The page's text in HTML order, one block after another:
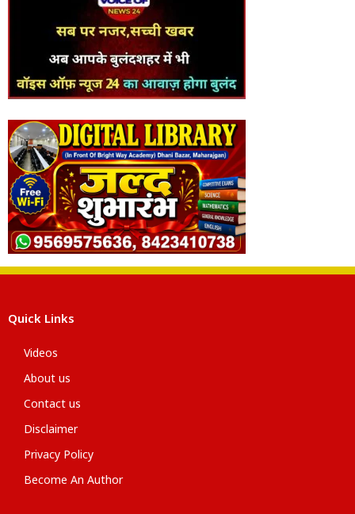
Quick Links
Videos
About us
Contact us
Disclaimer
Privacy Policy
Become An Author